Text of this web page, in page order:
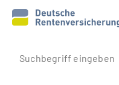
Prävention